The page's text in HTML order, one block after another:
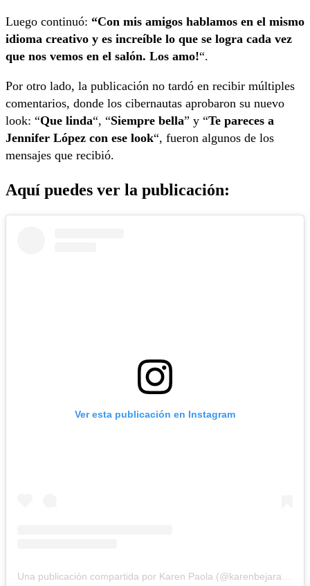
Luego continuó: “Con mis amigos hablamos en el mismo
idioma creativo y es increíble lo que se logra cada vez
que nos vemos en el salón. Los amo!“.
Por otro lado, la publicación no tardó en recibir múltiples
comentarios, donde los cibernautas aprobaron su nuevo
look: “Que linda“, “Siempre bella” y “Te pareces a
Jennifer López con ese look“, fueron algunos de los
mensajes que recibió.
Aquí puedes ver la publicación:
Ver esta publicación en Instagram